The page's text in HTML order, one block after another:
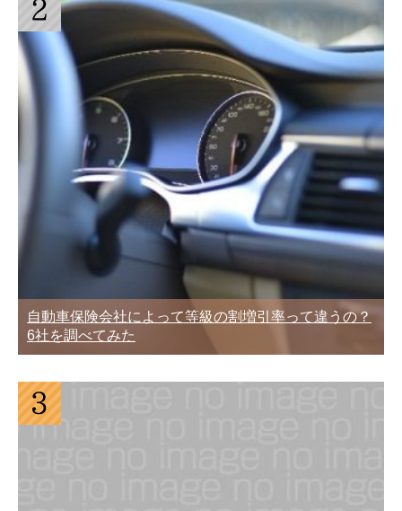
自動車保険会社によって等級の割増引率って違うの？
6社を調べてみた